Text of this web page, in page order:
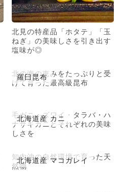
北見の特産品「ホタテ」「玉
ねぎ」の美味しさを引き出す
塩味が◎
羅臼昆布
北の海の恵みをたっぷりと受
けて育った最高級昆布
北海道産 カニ
毛ガニ・ズワイ・タラバ・ハ
ナサキガニとそれぞれの美味
しさを
北海道産 マコガレイ
知内沖の自然環境で育った天
然物